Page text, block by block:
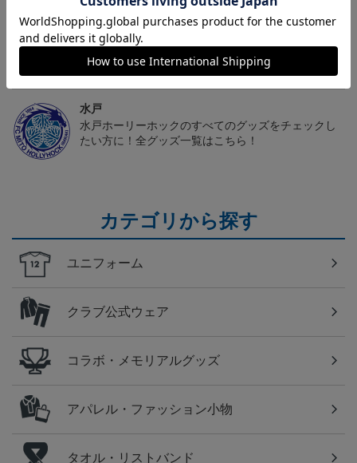
水戸
こだわりのデザインに注目！タオルマフラーは応援
の必須アイテム！
水戸
水戸ホーリーホックのすべてのグッズをチェックし
たい方に！全グッズ一覧はこちら！
カテゴリから探す
ユニフォーム
クラブ公式ウェア
コラボ・メモリアルグッズ
アパレル・ファッション小物
タオル・リストバンド